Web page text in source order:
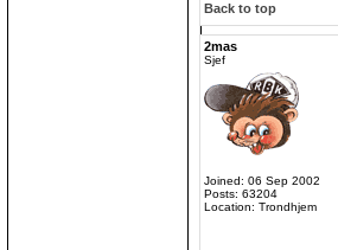
Back to top
2mas
Sjef
Joined: 06 Sep 2002
Posts: 63204
Location: Trondhjem